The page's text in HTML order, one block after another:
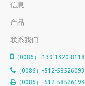
信息
产品
联系我们
 （0086）-139-1320-8118
 （0086）-512-58526093
（0086）-512-58526193